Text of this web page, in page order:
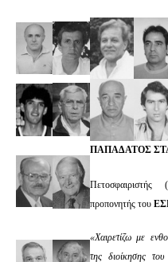
ΠΑΠΑΔΑΤΟΣ
προπονητής του
«Χαιρετίζω με
της διοίκησης